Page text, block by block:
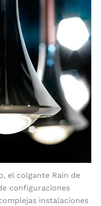
el colgante Rain de
configuraciones
instalaciones